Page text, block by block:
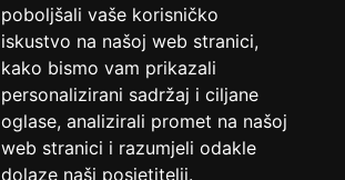
poboljšali vaše korisničko
iskustvo na našoj web stranici,
kako bismo vam prikazali
personalizirani sadržaj i ciljane
oglase, analizirali promet na našoj
web stranici i razumjeli odakle
dolaze naši posjetitelji.